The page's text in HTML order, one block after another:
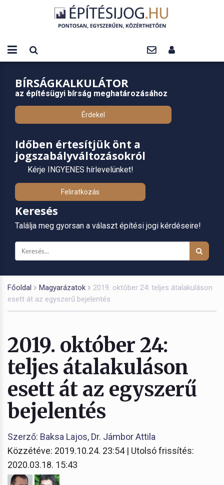
BÍRSÁGKALKULÁTOR
az építésügyi bírság meghatározásához
Érdekel
Időben értesítjük önt a
jogszabályváltozásokról
Kérje INGYENES hírlevelünket!
Feliratkozás
Keresés
Találja meg gyorsan a választ építési jogi kérdéseire!
Főoldal Magyarázatok
2019. október 24: teljes átalakuláson
esett át az egyszerű bejelentés
2019. október 24:
teljes átalakuláson
esett át az egyszerű
bejelentés
Szerző: Baksa Lajos, Dr. Jámbor Attila
Közzétéve: 2019.10.24. 23:54 | Utolsó frissítés:
2020.03.18. 15:43